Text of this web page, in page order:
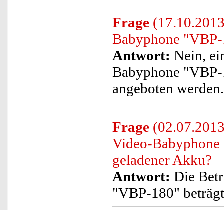
Frage
Babyphone
Antwort: Nein,
Babyphone
angeboten werden.
Frage
Video-
geladener Akku?
Antwort: Die
"VBP-180"